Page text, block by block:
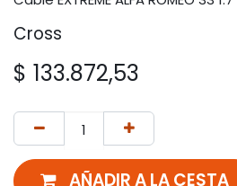
Cross
$ 133.872,53
AÑADIR A LA CESTA